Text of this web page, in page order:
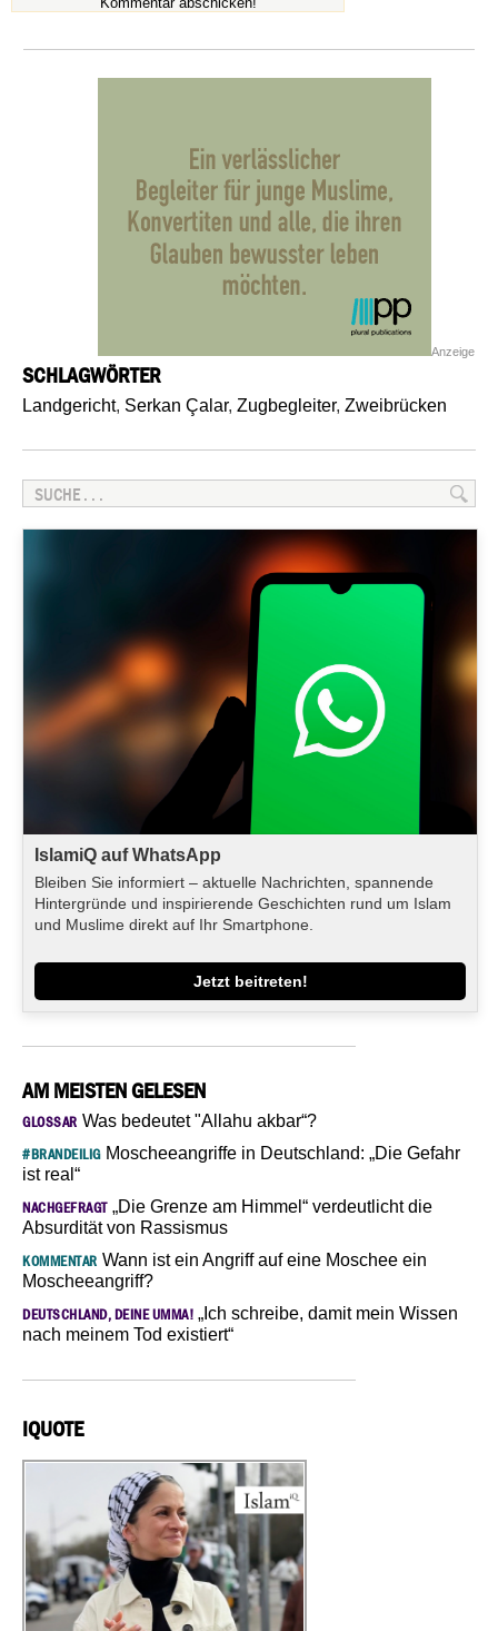
Anzeige
SCHLAGWÖRTER
Landgericht, Serkan Çalar, Zugbegleiter, Zweibrücken
IslamiQ auf WhatsApp
Bleiben Sie informiert – aktuelle Nachrichten, spannende
Hintergründe und inspirierende Geschichten rund um Islam
und Muslime direkt auf Ihr Smartphone.
Jetzt beitreten!
AM MEISTEN GELESEN
GLOSSAR Was bedeutet "Allahu akbar“?
#BRANDEILIGMoscheeangriffe in Deutschland: „Die Gefahr
ist real“
NACHGEFRAGT„Die Grenze am Himmel“ verdeutlicht die
Absurdität von Rassismus
KOMMENTAR Wann ist ein Angriff auf eine Moschee ein
Moscheeangriff?
DEUTSCHLAND, DEINE UMMA! „Ich schreibe, damit mein Wissen
nach meinem Tod existiert“
IQUOTE